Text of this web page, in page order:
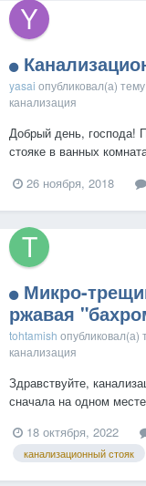
yasai опубликовал(а)
канализация
Добрый день, господа!
стояке в ванных
отверстие?\ Спасибо....
26 ноября, 2018
Микро-
ржавая
tohtamish опубликовал(а)
канализация
Здравствуйте,
сначала на одном
несколько месяцев
горизонтальной трубе
18 октября, 2022
канализационный стояк